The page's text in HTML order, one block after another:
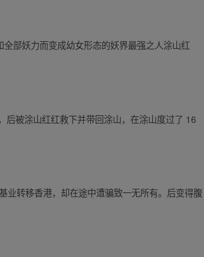
部妖力而变成幼女形态的妖界最强之人涂山红
后被涂山红红救下并带回涂山，在涂山度过了 16
业转移香港，却在途中遭骗致一无所有。后变得腹